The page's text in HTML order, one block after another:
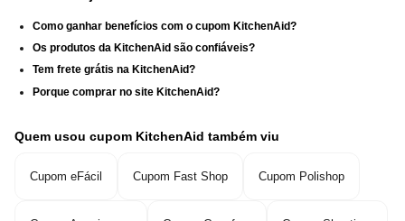
Como ganhar benefícios com o cupom KitchenAid?
Os produtos da KitchenAid são confiáveis?
Tem frete grátis na KitchenAid?
Porque comprar no site KitchenAid?
Quem usou cupom KitchenAid também viu
Cupom eFácil Cupom Fast Shop Cupom Polishop